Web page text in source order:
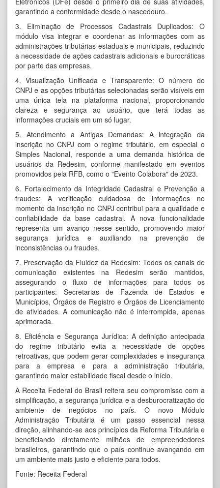
garantindo a conformidade desde o nascedouro.
3. Eliminação de Processos Cadastrais Duplicados: O
módulo visa integrar e coordenar as informações com as
administrações tributárias estaduais e municipais, reduzindo
a necessidade de ações cadastrais adicionais e burocráticas
por parte das empresas.
4. Visualização Unificada e Transparente: O número do
CNPJ e as opções tributárias selecionadas serão visíveis em
uma única tela na plataforma nacional, proporcionando
clareza e segurança ao usuário, que terá todas as
informações cruciais em um só lugar.
5. Atendimento a Antigas Demandas: A integração da
inscrição no CNPJ com o regime tributário, em especial o
Simples Nacional, responde a uma demanda histórica de
usuários da Redesim, conforme manifestado em eventos
promovidos pela RFB, como o "Evento Colabora" de 2023.
6. Fortalecimento da Integridade Cadastral e Prevenção a
fraudes: A verificação cuidadosa de informações no
momento da inscrição no CNPJ contribui para a qualidade e
confiabilidade da base cadastral. A nova funcionalidade
representa um avanço nesse sentido, promovendo maior
segurança jurídica e auxiliando na prevenção de
inconsistências ou fraudes.
7. Preservação da Fluidez da Redesim: Todos os canais de
comunicação existentes na Redesim serão mantidos,
assegurando o fluxo de informações para todos os
participantes: Secretarias de Fazenda de Estados e
Municípios, Órgãos de Registro e Órgãos de Licenciamento
de atividades. A comunicação não é interrompida, apenas
aprimorada.
8. Eficiência e Segurança Jurídica: A definição antecipada
do regime tributário evita a necessidade de opções
retroativas, que podem gerar complexidades e insegurança
para a empresa e para a administração tributária,
garantindo maior estabilidade fiscal desde o início.
A Receita Federal do Brasil reitera seu compromisso com a
simplificação, a segurança jurídica e a desburocratização do
ambiente de negócios no país. O novo Módulo
Administração Tributária é um passo essencial nessa
direção, alinhando-se aos princípios da Reforma Tributária e
beneficiando diretamente milhões de empreendedores
brasileiros, garantindo que o país continue avançando em
um ambiente mais justo e eficiente para todos.
Fonte: Receita Federal